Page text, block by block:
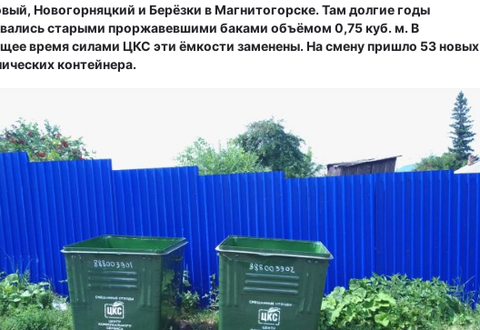
Новогорняцкий и Берёзки в Магнитогорске. Там долгие годы
старыми проржавевшими баками объёмом 0,75 куб. м. В
время силами ЦКС эти ёмкости заменены. На смену пришло 53 новых
контейнера.